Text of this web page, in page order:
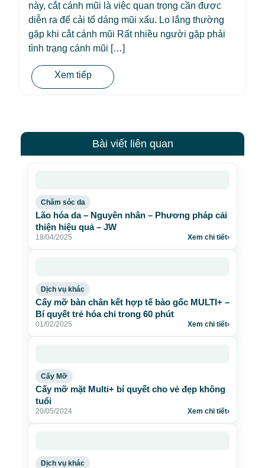
này, cắt cánh mũi là việc quan trọng cần được
diễn ra để cải tổ dáng mũi xấu. Lo lắng thường
gặp khi cắt cánh mũi Rất nhiều người gặp phải
tình trạng cánh mũi […]
Xem tiếp
Bài viết liên quan
Chăm sóc da
Lão hóa da – Nguyên nhân – Phương pháp cải
thiện hiệu quả – JW
18/04/2025 Xem chi tiết›
Dịch vụ khác
Cấy mỡ bàn chân kết hợp tế bào gốc MULTI+ –
Bí quyết trẻ hóa chỉ trong 60 phút
01/02/2025 Xem chi tiết›
Cấy Mỡ
Cấy mỡ mặt Multi+ bí quyết cho vẻ đẹp không
tuổi
20/05/2024 Xem chi tiết›
Dịch vụ khác